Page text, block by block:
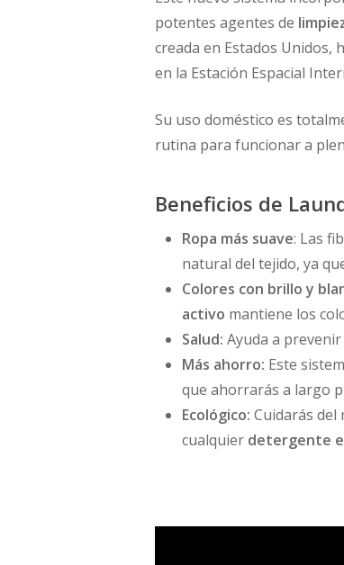
potentes agentes de
creada en Estados Unidos,
en la Estación Espacial
Su uso doméstico es
rutina para funcionar a
Beneficios de
Ropa más suave: Las
natural del tejido, ya
Colores con brillo y
activo mantiene los
Salud: Ayuda a
Más ahorro: Este
que ahorrarás a largo
Ecológico: Cuidarás del
cualquier detergente